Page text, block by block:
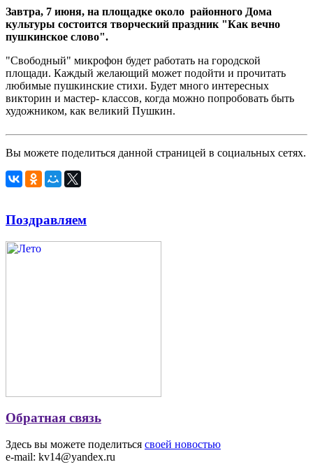
Завтра, 7 июня, на площадке около районного Дома
культуры состоится творческий праздник "Как вечно
пушкинское слово".
"Свободный" микрофон будет работать на городской
площади. Каждый желающий может подойти и прочитать
любимые пушкинские стихи. Будет много интересных
викторин и мастер- классов, когда можно попробовать быть
художником, как великий Пушкин.
Вы можете поделиться данной страницей в социальных сетях.
Поздравляем
Обратная связь
Здесь вы можете поделиться своей новостью
e-mail: kv14@yandex.ru